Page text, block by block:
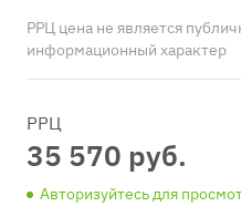
РРЦ цена не является
информационный характер
РРЦ
35 570 руб.
Авторизуйтесь для